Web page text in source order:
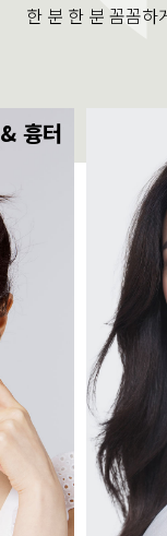
한 분 한 분 꼼꼼하
흉터